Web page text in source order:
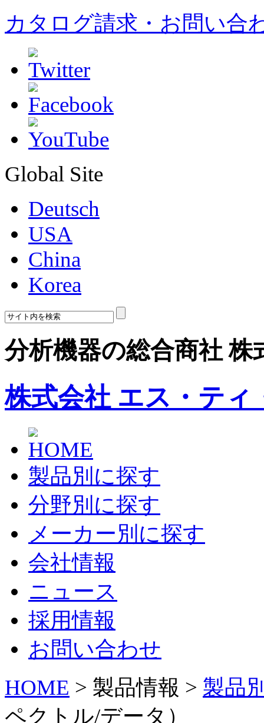
カタログ請求・お問い合
Global Site
Deutsch
USA
China
Korea
分析機器の総合商社
株式会社 エス・ティ
製品別に探す
分野別に探す
メーカー別に探す
会社情報
ニュース
採用情報
お問い合わせ
HOME > 製品情報 > 製品
ペクトル/データ）